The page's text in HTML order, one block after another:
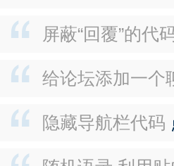
屏蔽“回覆”的代
给论坛添加一个
隐藏导航栏代码